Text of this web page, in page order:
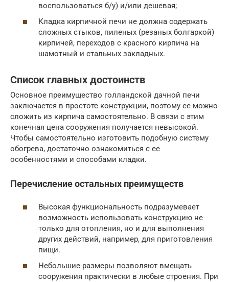
воспользоваться б/у) и/или дешевая;
Кладка кирпичной печи не должна содержать
сложных стыков, пиленых (резаных болгаркой)
кирпичей, переходов с красного кирпича на
шамотный и стальных закладных.
Список главных достоинств
Основное преимущество голландской дачной печи
заключается в простоте конструкции, поэтому ее можно
сложить из кирпича самостоятельно. В связи с этим
конечная цена сооружения получается невысокой.
Чтобы самостоятельно изготовить подобную систему
обогрева, достаточно ознакомиться с ее
особенностями и способами кладки.
Перечисление остальных преимуществ
Высокая функциональность подразумевает
возможность использовать конструкцию не
только для отопления, но и для выполнения
других действий, например, для приготовления
пищи.
Небольшие размеры позволяют вмещать
сооружения практически в любые строения. При